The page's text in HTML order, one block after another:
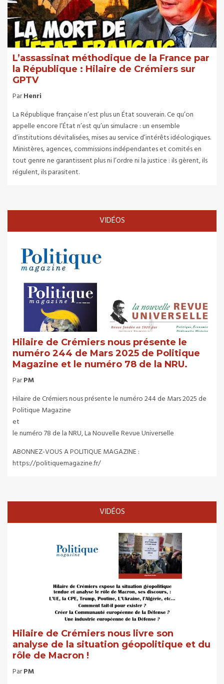
L’assassinat méthodique de la France par
la République : Hilaire de Crémiers sur
GPTV
ParHenri
La République française n’est plus un État souverain. Ce qu’on
appelle encore l’État n’est qu’un simulacre : un ensemble
d’institutions dévitalisées, mises au service d’intérêts idéologiques.
Ministères, agences, commissions indépendantes et comités en
tout genre ne garantissent plus ni l’ordre ni la justice : ils gèrent, ils
régulent, ils parasitent.
VIDÉOS
Hilaire de Crémiers nous présente le
numéro 244 de Mars 2025 de Politique
Magazine et le numéro 78 de la NRU.
ParPM
Hilaire de Crémiers nous présente le numéro 244 de Mars 2025 de
Politique Magazine
et
le numéro 78 de la NRU, La Nouvelle Revue Universelle
ABONNEZ-VOUS A POLITIQUE MAGAZINE :
https://politiquemagazine.fr/
VIDÉOS
Hilaire de Crémiers nous livre son
analyse de la situation géopolitique et du
rôle de Macron !
ParPM